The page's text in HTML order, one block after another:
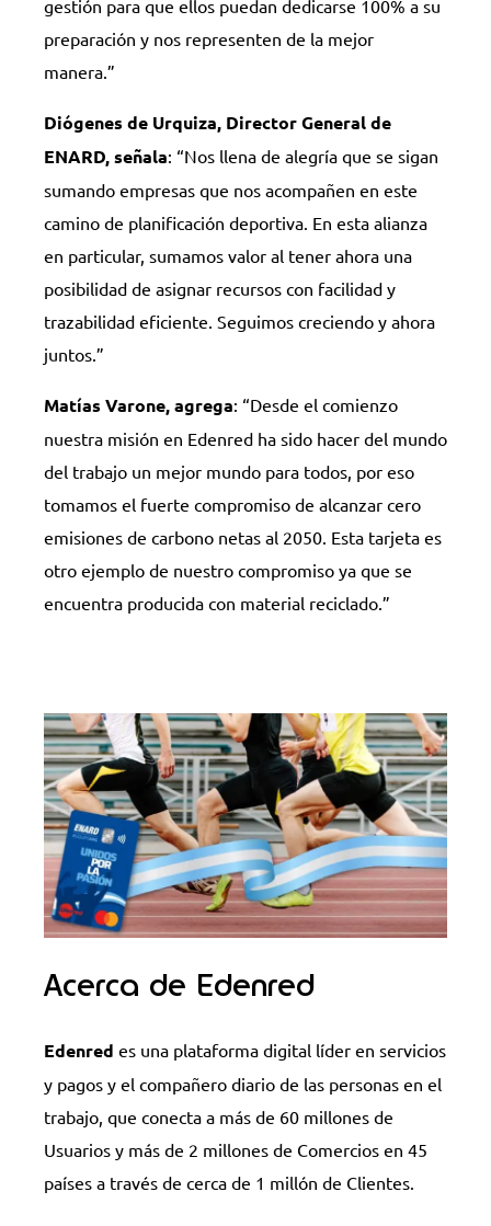
gestión para que ellos puedan dedicarse 100% a su
preparación y nos representen de la mejor
manera.”
Diógenes de Urquiza, Director General de
ENARD, señala: “Nos llena de alegría que se sigan
sumando empresas que nos acompañen en este
camino de planificación deportiva. En esta alianza
en particular, sumamos valor al tener ahora una
posibilidad de asignar recursos con facilidad y
trazabilidad eficiente. Seguimos creciendo y ahora
juntos.”
Matías Varone, agrega: “Desde el comienzo
nuestra misión en Edenred ha sido hacer del mundo
del trabajo un mejor mundo para todos, por eso
tomamos el fuerte compromiso de alcanzar cero
emisiones de carbono netas al 2050. Esta tarjeta es
otro ejemplo de nuestro compromiso ya que se
encuentra producida con material reciclado.”
Acerca de Edenred
Edenred es una plataforma digital líder en servicios
y pagos y el compañero diario de las personas en el
trabajo, que conecta a más de 60 millones de
Usuarios y más de 2 millones de Comercios en 45
países a través de cerca de 1 millón de Clientes.